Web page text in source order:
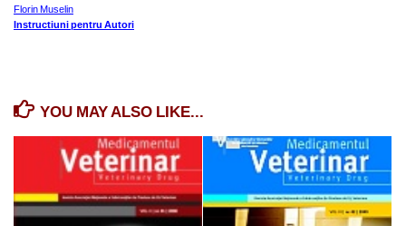
Florin Muselin
Instructiuni pentru Autori
YOU MAY ALSO LIKE...